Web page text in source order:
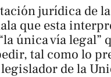
jurídica de
que esta
única vía legal”
tal como lo
de la